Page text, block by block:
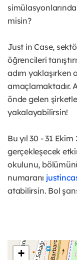
misin?
Just in Case,
öğrencileri
adım yaklaşırken
amaçlamaktadır.
önde gelen
yakalayabilirsin!
Bu yıl 30 - 31
gerçekleşecek
okulunu,
numaranı
atabilirsin. Bol
+